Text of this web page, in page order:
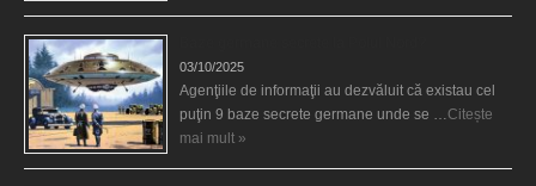
03/10/2025
Agenţiile de informaţii au dezvăluit că existau cel
puţin 9 baze secrete germane unde se … Citește
mai mult »